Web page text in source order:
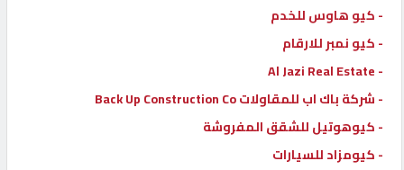
- كيو هاوس للخدم
- كيو نمبر للارقام
- Al Jazi Real Estate
- شركة باك اب للمقاولات Back Up Construction Co
- كيوهوتيل للشقق المفروشة
- كيومزاد للسيارات